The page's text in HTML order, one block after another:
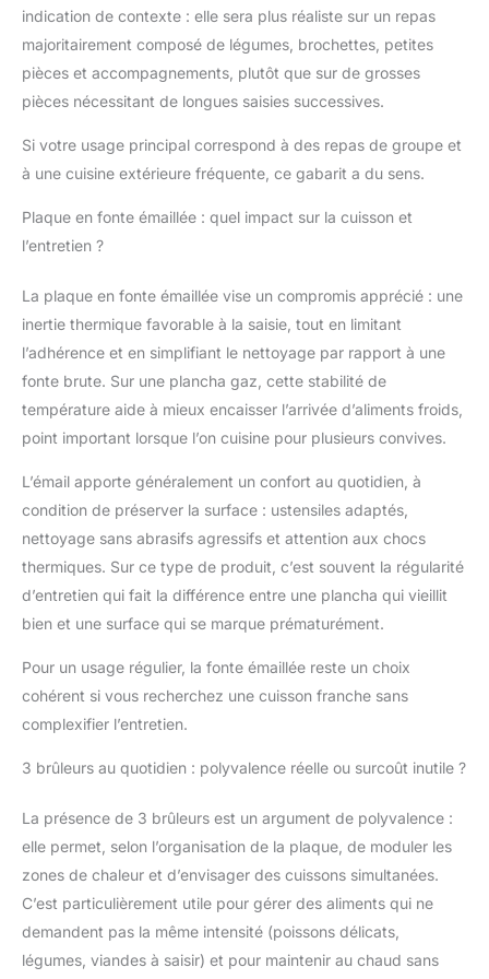
de 3 brûleurs réglables
individuellement, ce qui
vous permet de cuire
sur 3 zones avec des
températures
est dotée d'un
couvercle de protection
de vie prolongée de
équipé d'un système
piezzo, assurant un
allumage simple et
rapide de la plancha.
Nettoyage : Le bac
récupérateur de graisse
est amovible, facilitant
l'appareil. Il vous suffit
de le retirer pour
effectuer un nettoyage
efficace et sans effort.
indication de contexte : elle sera plus réaliste sur un repas
majoritairement composé de légumes, brochettes, petites
pièces et accompagnements, plutôt que sur de grosses
pièces nécessitant de longues saisies successives.
Si votre usage principal correspond à des repas de groupe et
à une cuisine extérieure fréquente, ce gabarit a du sens.
Plaque en fonte émaillée : quel impact sur la cuisson et
l’entretien ?
La plaque en fonte émaillée vise un compromis apprécié : une
inertie thermique favorable à la saisie, tout en limitant
l’adhérence et en simplifiant le nettoyage par rapport à une
fonte brute. Sur une plancha gaz, cette stabilité de
température aide à mieux encaisser l’arrivée d’aliments froids,
point important lorsque l’on cuisine pour plusieurs convives.
L’émail apporte généralement un confort au quotidien, à
condition de préserver la surface : ustensiles adaptés,
nettoyage sans abrasifs agressifs et attention aux chocs
thermiques. Sur ce type de produit, c’est souvent la régularité
d’entretien qui fait la différence entre une plancha qui vieillit
bien et une surface qui se marque prématurément.
Pour un usage régulier, la fonte émaillée reste un choix
cohérent si vous recherchez une cuisson franche sans
complexifier l’entretien.
3 brûleurs au quotidien : polyvalence réelle ou surcoût inutile ?
La présence de 3 brûleurs est un argument de polyvalence :
elle permet, selon l’organisation de la plaque, de moduler les
zones de chaleur et d’envisager des cuissons simultanées.
C’est particulièrement utile pour gérer des aliments qui ne
demandent pas la même intensité (poissons délicats,
légumes, viandes à saisir) et pour maintenir au chaud sans